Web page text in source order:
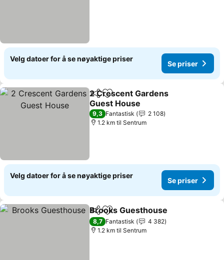
Velg datoer for å se nøyaktige priser
Se priser
Del Legg til i favoritter
2 Crescent Gardens
Guest House
Se priser
9,3 Fantastisk
2 108
1.2 km til Sentrum
Velg datoer for å se nøyaktige priser
Se priser
Del Legg til i favoritter
Brooks Guesthouse
8,7 Fantastisk
4 382
1.2 km til Sentrum